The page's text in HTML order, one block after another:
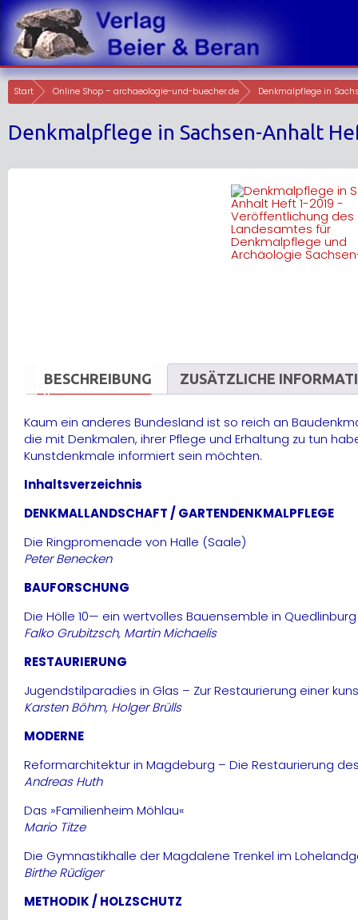
Skip
to
content
Start Online Shop – archaeologie-und-buecher.de Denkmalpflege in
Denkmalpflege in Sachsen-Anhalt
BESCHREIBUNG ZUSÄTZLICHE
Kaum ein anderes Bundesland ist so reich an
die mit Denkmalen, ihrer Pflege und Erhaltung zu tun
Kunstdenkmale informiert sein möchten.
Inhaltsverzeichnis
DENKMALLANDSCHAFT / GARTENDENKMALPFLEGE
Die Ringpromenade von Halle (Saale)
Peter Benecken
BAUFORSCHUNG
Die Hölle 10— ein wertvolles Bauensemble in
Falko Grubitzsch, Martin Michaelis
RESTAURIERUNG
Jugendstilparadies in Glas – Zur Restaurierung einer
Karsten Böhm, Holger Brülls
MODERNE
Reformarchitektur in Magdeburg – Die Restaurierung
Andreas Huth
Das »Familienheim Möhlau«
Mario Titze
Die Gymnastikhalle der Magdalene Trenkel im
Birthe Rüdiger
METHODIK / HOLZSCHUTZ